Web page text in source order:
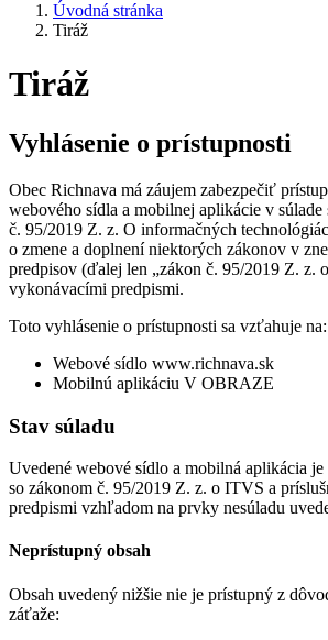
Úvodná stránka
Tiráž
Tiráž
Vyhlásenie o prístupnosti
Obec Richnava má záujem zabezpečiť
webového sídla a mobilnej aplikácie v súlade
č. 95/2019 Z. z. O informačných
o zmene a doplnení niektorých zákonov v
predpisov (ďalej len „zákon č. 95/2019 Z. z.
vykonávacími predpismi.
Toto vyhlásenie o prístupnosti sa vzťahuje na:
Webové sídlo www.richnava.sk
Mobilnú aplikáciu V OBRAZE
Stav súladu
Uvedené webové sídlo a mobilná aplikácia je
so zákonom č. 95/2019 Z. z. o ITVS a
predpismi vzhľadom na prvky nesúladu
Neprístupný obsah
Obsah uvedený nižšie nie je prístupný z
záťaže: